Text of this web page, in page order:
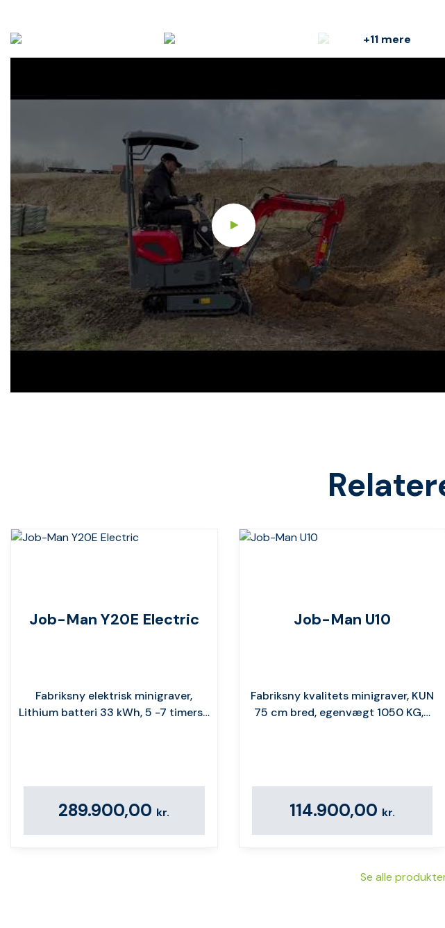
+11 mere
Job-Man Y20E Electric
Fabriksny elektrisk minigraver,
Lithium batteri 33 kWh, 5 -7 timers…
289.900,00 kr.
Job-Man U10
Fabriksny kvalitets minigraver, KUN
75 cm bred, egenvægt 1050 KG,…
114.900,00 kr.
Se alle